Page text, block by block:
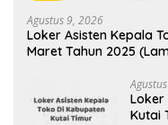
Agustus 9, 2026
Loker Asisten Kepala
Maret Tahun 2025
Loker
Kutai